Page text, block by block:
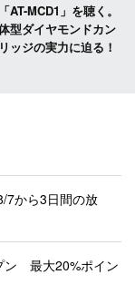
MCD1」を聴く。
型ダイヤモンドカン
ッジの実力に迫る！
7から3日間の放
ン 最大20%ポイン